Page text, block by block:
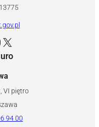
X
VI piętro
94 00